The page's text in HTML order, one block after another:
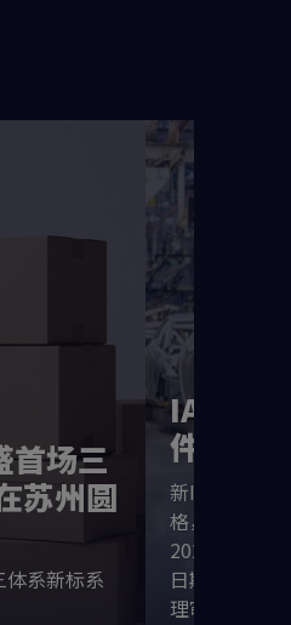
首场三
苏州圆
体系新标系
IATF
件现已
新IATF体系
格，并要求
2028年1月1
日期看似尚
理审核资源